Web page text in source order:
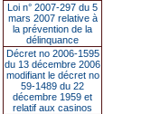
Loi n° 2007-297 du 5
mars 2007 relative à
la prévention de la
délinquance
Décret no 2006-1595
du 13 décembre 2006
modifiant le décret no
59-1489 du 22
décembre 1959 et
relatif aux casinos